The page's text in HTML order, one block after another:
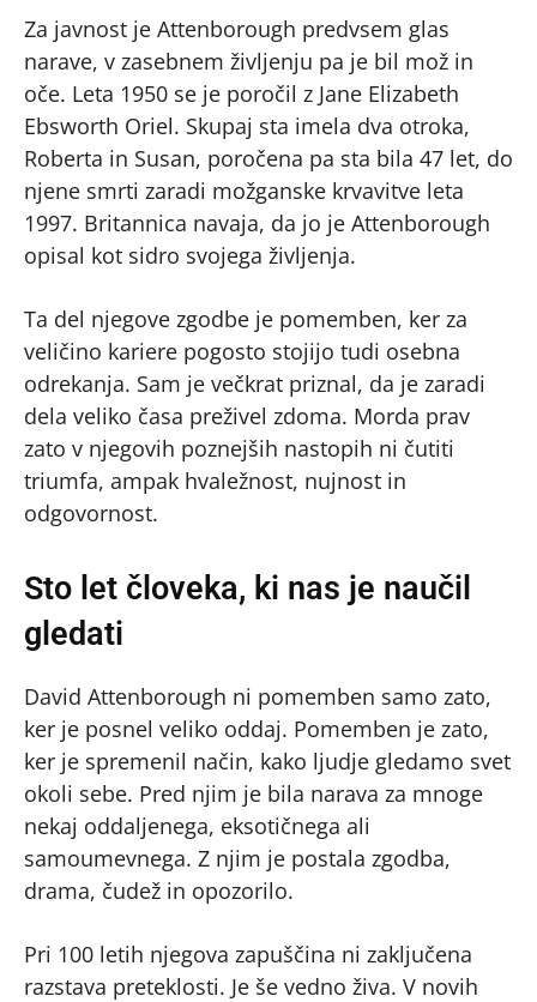
Za javnost je Attenborough predvsem glas
narave, v zasebnem življenju pa je bil mož in
oče. Leta 1950 se je poročil z Jane Elizabeth
Ebsworth Oriel. Skupaj sta imela dva otroka,
Roberta in Susan, poročena pa sta bila 47 let, do
njene smrti zaradi možganske krvavitve leta
1997. Britannica navaja, da jo je Attenborough
opisal kot sidro svojega življenja.
Ta del njegove zgodbe je pomemben, ker za
veličino kariere pogosto stojijo tudi osebna
odrekanja. Sam je večkrat priznal, da je zaradi
dela veliko časa preživel zdoma. Morda prav
zato v njegovih poznejših nastopih ni čutiti
triumfa, ampak hvaležnost, nujnost in
odgovornost.
Sto let človeka, ki nas je naučil
gledati
David Attenborough ni pomemben samo zato,
ker je posnel veliko oddaj. Pomemben je zato,
ker je spremenil način, kako ljudje gledamo svet
okoli sebe. Pred njim je bila narava za mnoge
nekaj oddaljenega, eksotičnega ali
samoumevnega. Z njim je postala zgodba,
drama, čudež in opozorilo.
Pri 100 letih njegova zapuščina ni zaključena
razstava preteklosti. Je še vedno živa. V novih